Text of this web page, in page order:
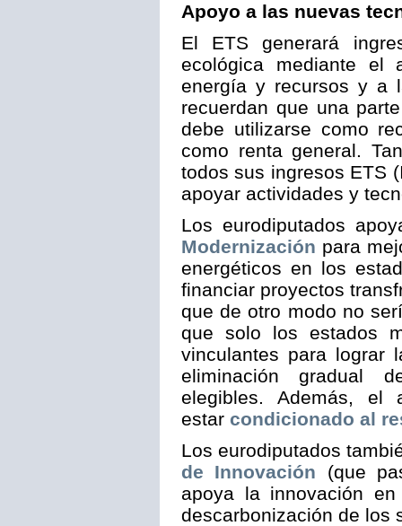
Apoyo a las nuevas
El ETS generará
ecológica mediante el
energía y recursos y a
recuerdan que una
debe utilizarse como
como renta general.
todos sus ingresos ETS
apoyar actividades y
Los eurodiputados
Modernización para
energéticos en los
financiar proyectos
que de otro modo no
que solo los estados
vinculantes para lograr
eliminación gradual
elegibles. Además, el
estar condicionado al
Los eurodiputados
de Innovación (que
apoya la innovación
descarbonización de los